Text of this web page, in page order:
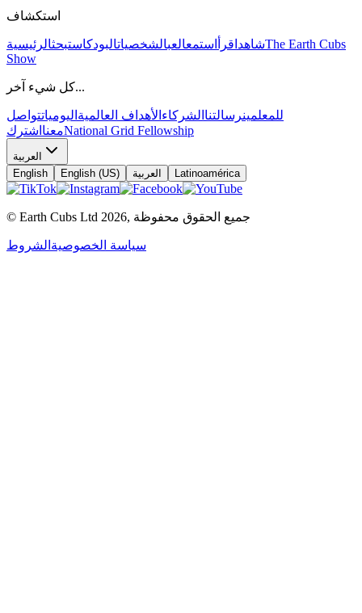
استكشاف
شاهد اقرأ استمعالعبالشخصياتالبودكاستبحثالرئيسية
The Earth Cubs
Show
كل شيء آخر...
للمعلمينرسالتنا الشركاء الأهداف العالمية اليومياتتواصل
معنا اشترك National Grid Fellowship
العربية
English
English (US) العربية Latinoamérica
© Earth Cubs Ltd 2026, جميع الحقوق محفوظة
سياسة الخصوصية الشروط